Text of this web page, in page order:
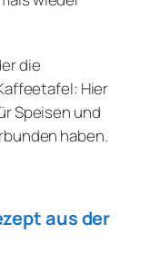
die
Hier
Speisen und
haben.
aus der